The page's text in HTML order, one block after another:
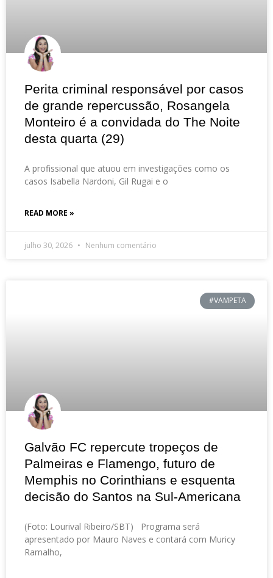
Perita criminal responsável por casos
de grande repercussão, Rosangela
Monteiro é a convidada do The Noite
desta quarta (29)
A profissional que atuou em investigações como os
casos Isabella Nardoni, Gil Rugai e o
READ MORE »
julho 30, 2026 Nenhum comentário
#VAMPETA
Galvão FC repercute tropeços de
Palmeiras e Flamengo, futuro de
Memphis no Corinthians e esquenta
decisão do Santos na Sul-Americana
(Foto: Lourival Ribeiro/SBT) Programa será
apresentado por Mauro Naves e contará com Muricy
Ramalho,